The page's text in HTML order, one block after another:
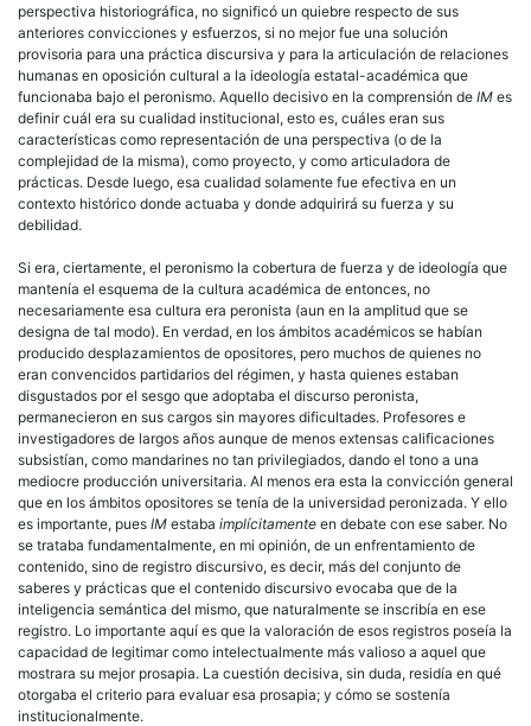
perspectiva historiográfica, no significó un quiebre respecto de sus
anteriores convicciones y esfuerzos, si no mejor fue una solución
provisoria para una práctica discursiva y para la articulación de relaciones
humanas en oposición cultural a la ideología estatal-académica que
funcionaba bajo el peronismo. Aquello decisivo en la comprensión de IM es
definir cuál era su cualidad institucional, esto es, cuáles eran sus
características como representación de una perspectiva (o de la
complejidad de la misma), como proyecto, y como articuladora de
prácticas. Desde luego, esa cualidad solamente fue efectiva en un
contexto histórico donde actuaba y donde adquirirá su fuerza y su
debilidad.
Si era, ciertamente, el peronismo la cobertura de fuerza y de ideología que
mantenía el esquema de la cultura académica de entonces, no
necesariamente esa cultura era peronista (aun en la amplitud que se
designa de tal modo). En verdad, en los ámbitos académicos se habían
producido desplazamientos de opositores, pero muchos de quienes no
eran convencidos partidarios del régimen, y hasta quienes estaban
disgustados por el sesgo que adoptaba el discurso peronista,
permanecieron en sus cargos sin mayores dificultades. Profesores e
investigadores de largos años aunque de menos extensas calificaciones
subsistían, como mandarines no tan privilegiados, dando el tono a una
mediocre producción universitaria. Al menos era esta la convicción general
que en los ámbitos opositores se tenía de la universidad peronizada. Y ello
es importante, pues IM estaba implícitamente en debate con ese saber. No
se trataba fundamentalmente, en mi opinión, de un enfrentamiento de
contenido, sino de registro discursivo, es decir, más del conjunto de
saberes y prácticas que el contenido discursivo evocaba que de la
inteligencia semántica del mismo, que naturalmente se inscribía en ese
registro. Lo importante aquí es que la valoración de esos registros poseía la
capacidad de legitimar como intelectualmente más valioso a aquel que
mostrara su mejor prosapia. La cuestión decisiva, sin duda, residía en qué
otorgaba el criterio para evaluar esa prosapia; y cómo se sostenía
institucionalmente.